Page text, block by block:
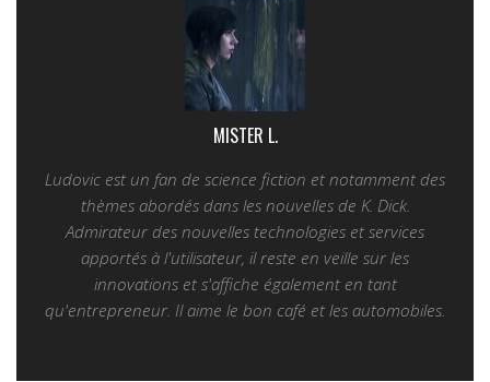
MISTER L.
Ludovic est un fan de science fiction et notamment des
thèmes abordés dans les nouvelles de K. Dick.
Admirateur des nouvelles technologies et services
apportés à l'utilisateur, il reste en veille sur les
innovations et s'affiche également en tant
qu'entrepreneur. Il aime le bon café et les automobiles.